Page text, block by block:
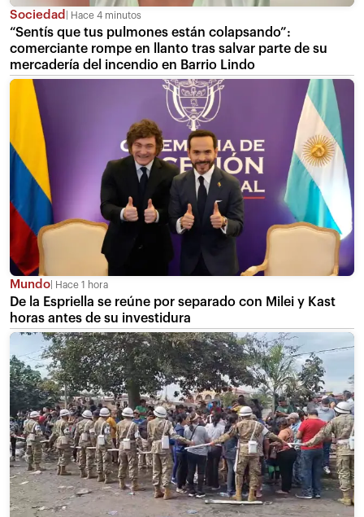
Sociedad Hace 4 minutos
“Sentís que tus pulmones están colapsando”:
comerciante rompe en llanto tras salvar parte de su
mercadería del incendio en Barrio Lindo
Mundo Hace 1 hora
De la Espriella se reúne por separado con Milei y Kast
horas antes de su investidura